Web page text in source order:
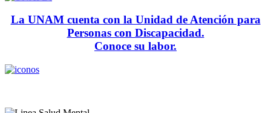
La UNAM cuenta con la Unidad de Atención para
Personas con Discapacidad.
Conoce su labor.